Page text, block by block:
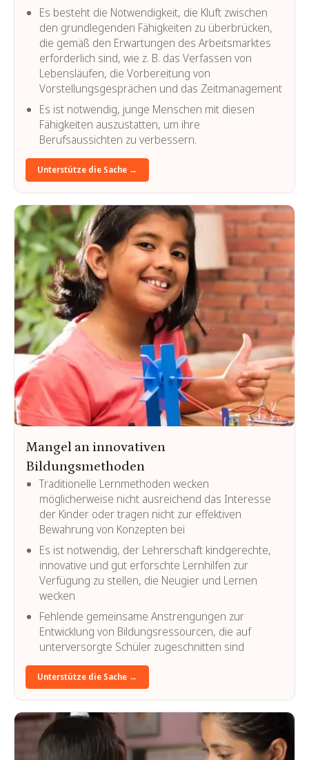
Es besteht die Notwendigkeit, die Kluft zwischen
den grundlegenden Fähigkeiten zu überbrücken,
die gemäß den Erwartungen des Arbeitsmarktes
erforderlich sind, wie z. B. das Verfassen von
Lebensläufen, die Vorbereitung von
Vorstellungsgesprächen und das Zeitmanagement
Es ist notwendig, junge Menschen mit diesen
Fähigkeiten auszustatten, um ihre
Berufsaussichten zu verbessern.
Unterstütze die Sache →
Mangel an innovativen
Bildungsmethoden
Traditionelle Lernmethoden wecken
möglicherweise nicht ausreichend das Interesse
der Kinder oder tragen nicht zur effektiven
Bewahrung von Konzepten bei
Es ist notwendig, der Lehrerschaft kindgerechte,
innovative und gut erforschte Lernhilfen zur
Verfügung zu stellen, die Neugier und Lernen
wecken
Fehlende gemeinsame Anstrengungen zur
Entwicklung von Bildungsressourcen, die auf
unterversorgte Schüler zugeschnitten sind
Unterstütze die Sache →